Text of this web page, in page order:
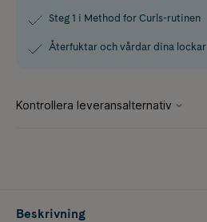
Steg 1 i Method for Curls-rutinen
Återfuktar och vårdar dina lockar
Beskrivning